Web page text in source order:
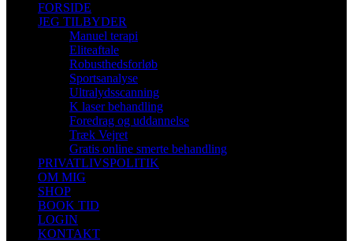
FORSIDE
JEG TILBYDER
Manuel terapi
Eliteaftale
Robusthedsforløb
Sportsanalyse
Ultralydsscanning
K laser behandling
Foredrag og uddannelse
Træk Vejret
Gratis online smerte behandling
PRIVATLIVSPOLITIK
OM MIG
SHOP
BOOK TID
LOGIN
KONTAKT